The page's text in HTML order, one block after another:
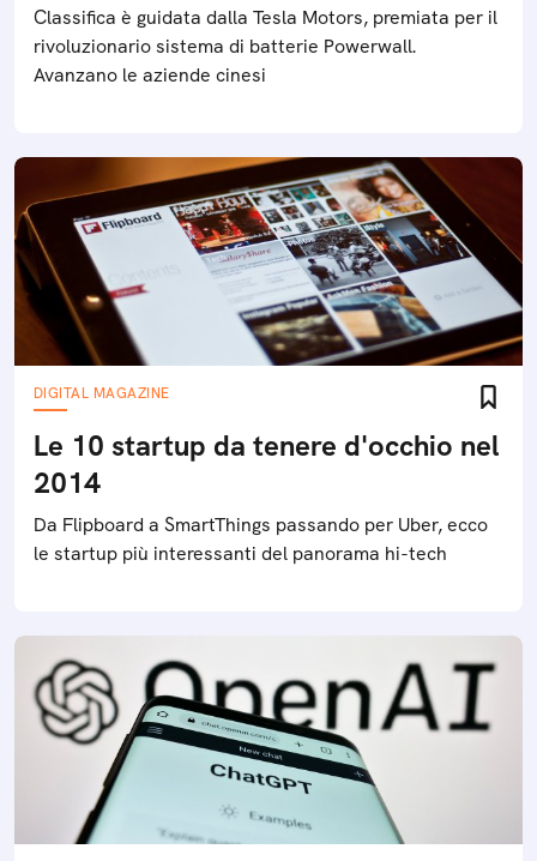
Classifica è guidata dalla Tesla Motors, premiata per il
rivoluzionario sistema di batterie Powerwall.
Avanzano le aziende cinesi
DIGITAL MAGAZINE
Le 10 startup da tenere d'occhio nel
2014
Da Flipboard a SmartThings passando per Uber, ecco
le startup più interessanti del panorama hi-tech